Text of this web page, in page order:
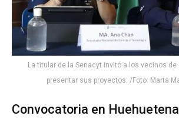
La titular de la Senacyt invitó a los vecinos de
presentar sus proyectos. /Foto: Marta
Convocatoria en